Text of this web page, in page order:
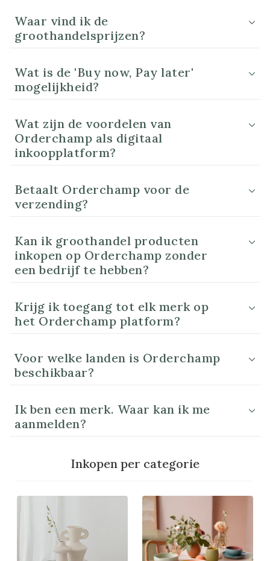
Waar vind ik de
groothandelsprijzen?
Wat is de 'Buy now, Pay later'
mogelijkheid?
Wat zijn de voordelen van
Orderchamp als digitaal
inkoopplatform?
Betaalt Orderchamp voor de
verzending?
Kan ik groothandel producten
inkopen op Orderchamp zonder
een bedrijf te hebben?
Krijg ik toegang tot elk merk op
het Orderchamp platform?
Voor welke landen is Orderchamp
beschikbaar?
Ik ben een merk. Waar kan ik me
aanmelden?
Inkopen per categorie